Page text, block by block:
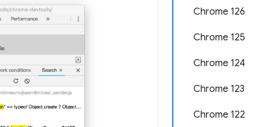
Chrome 126
Chrome 125
Chrome 124
Chrome 123
Chrome 122